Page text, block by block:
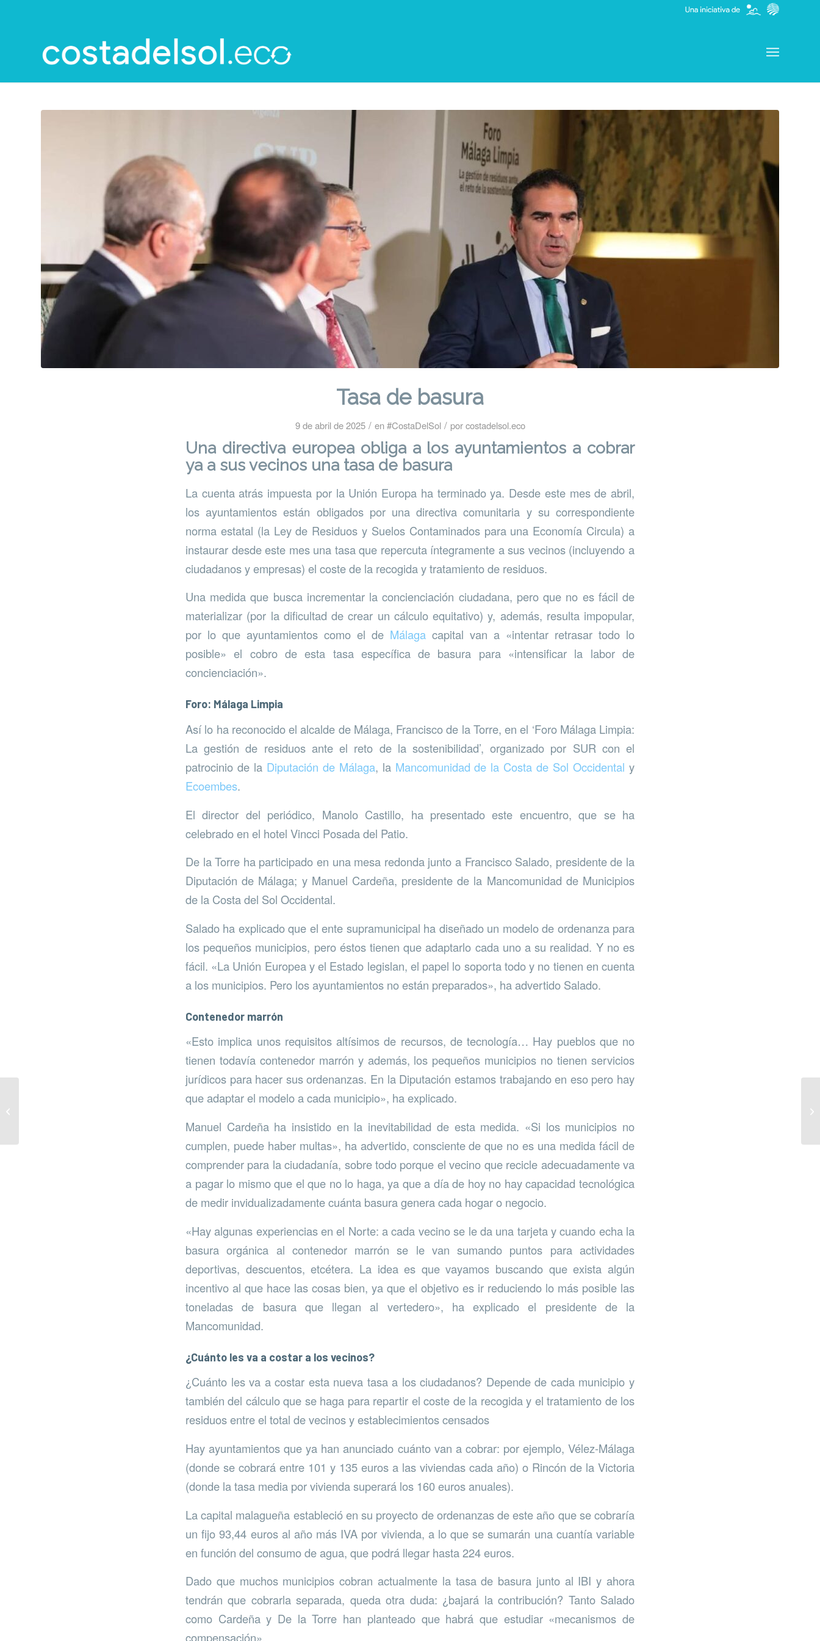
Tasa de basura
9 de abril de 2025 / en#CostaDelSol / porcostadelsol.eco
Una directiva europea obliga a los ayuntamientos a cobrar
ya a sus vecinos una tasa de basura
La cuenta atrás impuesta por la Unión Europa ha terminado ya. Desde este mes de abril,
los ayuntamientos están obligados por una directiva comunitaria y su correspondiente
norma estatal (la Ley de Residuos y Suelos Contaminados para una Economía Circula) a
instaurar desde este mes una tasa que repercuta íntegramente a sus vecinos (incluyendo a
ciudadanos y empresas) el coste de la recogida y tratamiento de residuos.
Una medida que busca incrementar la concienciación ciudadana, pero que no es fácil de
materializar (por la dificultad de crear un cálculo equitativo) y, además, resulta impopular,
por lo que ayuntamientos como el de Málaga capital van a «intentar retrasar todo lo
posible» el cobro de esta tasa específica de basura para «intensificar la labor de
concienciación».
Foro: Málaga Limpia
Así lo ha reconocido el alcalde de Málaga, Francisco de la Torre, en el ‘Foro Málaga Limpia:
La gestión de residuos ante el reto de la sostenibilidad’, organizado por SUR con el
patrocinio de la Diputación de Málaga, la Mancomunidad de la Costa de Sol Occidentaly
Ecoembes.
El director del periódico, Manolo Castillo, ha presentado este encuentro, que se ha
celebrado en el hotel Vincci Posada del Patio.
De la Torre ha participado en una mesa redonda junto a Francisco Salado, presidente de la
Diputación de Málaga; y Manuel Cardeña, presidente de la Mancomunidad de Municipios
de la Costa del Sol Occidental.
Salado ha explicado que el ente supramunicipal ha diseñado un modelo de ordenanza para
los pequeños municipios, pero éstos tienen que adaptarlo cada uno a su realidad. Y no es
fácil. «La Unión Europea y el Estado legislan, el papel lo soporta todo y no tienen en cuenta
a los municipios. Pero los ayuntamientos no están preparados», ha advertido Salado.
Contenedor marrón
«Esto implica unos requisitos altísimos de recursos, de tecnología… Hay pueblos que no
tienen todavía contenedor marrón y además, los pequeños municipios no tienen servicios
jurídicos para hacer sus ordenanzas. En la Diputación estamos trabajando en eso pero hay
que adaptar el modelo a cada municipio», ha explicado.
Manuel Cardeña ha insistido en la inevitabilidad de esta medida. «Si los municipios no
cumplen, puede haber multas», ha advertido, consciente de que no es una medida fácil de
comprender para la ciudadanía, sobre todo porque el vecino que recicle adecuadamente va
a pagar lo mismo que el que no lo haga, ya que a día de hoy no hay capacidad tecnológica
de medir invidualizadamente cuánta basura genera cada hogar o negocio.
«Hay algunas experiencias en el Norte: a cada vecino se le da una tarjeta y cuando echa la
basura orgánica al contenedor marrón se le van sumando puntos para actividades
deportivas, descuentos, etcétera. La idea es que vayamos buscando que exista algún
incentivo al que hace las cosas bien, ya que el objetivo es ir reduciendo lo más posible las
toneladas de basura que llegan al vertedero», ha explicado el presidente de la
Mancomunidad.
¿Cuánto les va a costar a los vecinos?
¿Cuánto les va a costar esta nueva tasa a los ciudadanos? Depende de cada municipio y
también del cálculo que se haga para repartir el coste de la recogida y el tratamiento de los
residuos entre el total de vecinos y establecimientos censados
Hay ayuntamientos que ya han anunciado cuánto van a cobrar: por ejemplo, Vélez-Málaga
(donde se cobrará entre 101 y 135 euros a las viviendas cada año) o Rincón de la Victoria
(donde la tasa media por vivienda superará los 160 euros anuales).
La capital malagueña estableció en su proyecto de ordenanzas de este año que se cobraría
un fijo 93,44 euros al año más IVA por vivienda, a lo que se sumarán una cuantía variable
en función del consumo de agua, que podrá llegar hasta 224 euros.
Dado que muchos municipios cobran actualmente la tasa de basura junto al IBI y ahora
tendrán que cobrarla separada, queda otra duda: ¿bajará la contribución? Tanto Salado
como Cardeña y De la Torre han planteado que habrá que estudiar «mecanismos de
compensación».